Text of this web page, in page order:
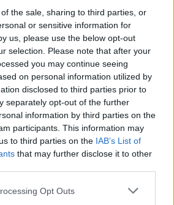
the sale, sharing to third parties, or
or sensitive information for
us, please use the below opt-out
selection. Please note that after your
you may continue seeing
on personal information utilized by
disclosed to third parties prior to
separately opt-out of the further
information by third parties on the
participants. This information may
to third parties on the IAB’s List of
that may further disclose it to other
Opt Outs
potrebbero piacerti